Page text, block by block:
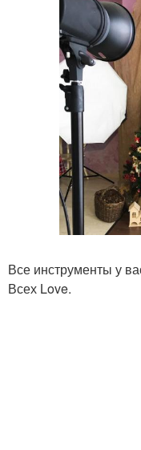
Все инструменты у
Всех Love.